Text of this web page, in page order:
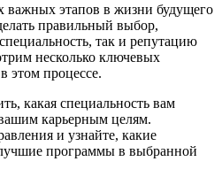
важных этапов в жизни будущего
правильный выбор,
так и репутацию
несколько ключевых
этом процессе.
какая специальность вам
карьерным целям.
и узнайте, какие
программы в выбранной